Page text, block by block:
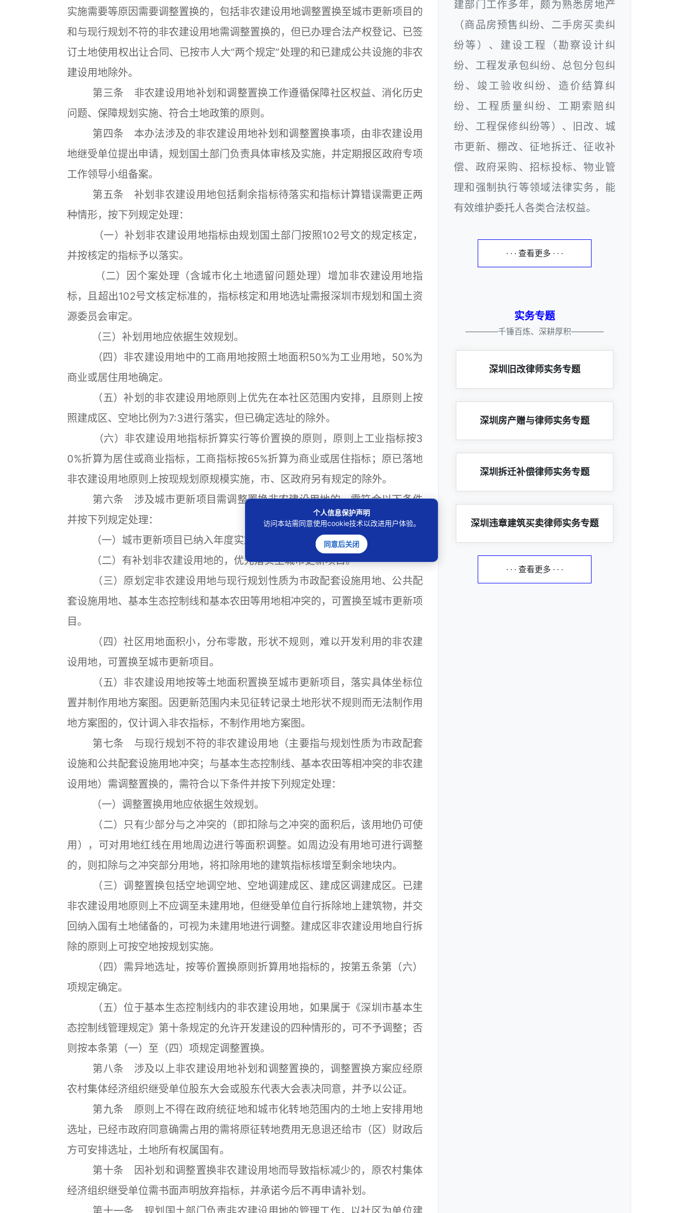
实施需要等原因需要调整置换的，包括非农建设用地调整置换至城市更新项目的
和与现行规划不符的非农建设用地需调整置换的，但已办理合法产权登记、已签
订土地使用权出让合同、已按市人大“两个规定”处理的和已建成公共设施的非农
建设用地除外。
第三条 非农建设用地补划和调整置换工作遵循保障社区权益、消化历史
问题、保障规划实施、符合土地政策的原则。
第四条 本办法涉及的非农建设用地补划和调整置换事项，由非农建设用
地继受单位提出申请，规划国土部门负责具体审核及实施，并定期报区政府专项
工作领导小组备案。
第五条 补划非农建设用地包括剩余指标待落实和指标计算错误需更正两
种情形，按下列规定处理：
（一）补划非农建设用地指标由规划国土部门按照102号文的规定核定，
并按核定的指标予以落实。
（二）因个案处理（含城市化土地遗留问题处理）增加非农建设用地指
标，且超出102号文核定标准的，指标核定和用地选址需报深圳市规划和国土资
源委员会审定。
（三）补划用地应依据生效规划。
（四）非农建设用地中的工商用地按照土地面积50%为工业用地，50%为
商业或居住用地确定。
（五）补划的非农建设用地原则上优先在本社区范围内安排，且原则上按
照建成区、空地比例为7:3进行落实，但已确定选址的除外。
（六）非农建设用地指标折算实行等价置换的原则，原则上工业指标按3
0%折算为居住或商业指标，工商指标按65%折算为商业或居住指标；原已落地
非农建设用地原则上按现规划原规模实施，市、区政府另有规定的除外。
第六条 涉及城市更新项目需调整置换非农建设用地的，需符合以下条件
并按下列规定处理：
（一）城市更新项目已纳入年度实施计划，项目专项规划已通过审查。
（二）有补划非农建设用地的，优先落实至城市更新项目。
（三）原划定非农建设用地与现行规划性质为市政配套设施用地、公共配
套设施用地、基本生态控制线和基本农田等用地相冲突的，可置换至城市更新项
目。
（四）社区用地面积小，分布零散，形状不规则，难以开发利用的非农建
设用地，可置换至城市更新项目。
（五）非农建设用地按等土地面积置换至城市更新项目，落实具体坐标位
置并制作用地方案图。因更新范围内未见征转记录土地形状不规则而无法制作用
地方案图的，仅计调入非农指标，不制作用地方案图。
第七条 与现行规划不符的非农建设用地（主要指与规划性质为市政配套
设施和公共配套设施用地冲突；与基本生态控制线、基本农田等相冲突的非农建
设用地）需调整置换的，需符合以下条件并按下列规定处理：
（一）调整置换用地应依据生效规划。
（二）只有少部分与之冲突的（即扣除与之冲突的面积后，该用地仍可使
用），可对用地红线在用地周边进行等面积调整。如周边没有用地可进行调整
的，则扣除与之冲突部分用地，将扣除用地的建筑指标核增至剩余地块内。
（三）调整置换包括空地调空地、空地调建成区、建成区调建成区。已建
非农建设用地原则上不应调至未建用地，但继受单位自行拆除地上建筑物，并交
回纳入国有土地储备的，可视为未建用地进行调整。建成区非农建设用地自行拆
除的原则上可按空地按规划实施。
（四）需异地选址，按等价置换原则折算用地指标的，按第五条第（六）
项规定确定。
（五）位于基本生态控制线内的非农建设用地，如果属于《深圳市基本生
态控制线管理规定》第十条规定的允许开发建设的四种情形的，可不予调整；否
则按本条第（一）至（四）项规定调整置换。
第八条 涉及以上非农建设用地补划和调整置换的，调整置换方案应经原
农村集体经济组织继受单位股东大会或股东代表大会表决同意，并予以公证。
第九条 原则上不得在政府统征地和城市化转地范围内的土地上安排用地
选址，已经市政府同意确需占用的需将原征转地费用无息退还给市（区）财政后
方可安排选址，土地所有权属国有。
第十条 因补划和调整置换非农建设用地而导致指标减少的，原农村集体
经济组织继受单位需书面声明放弃指标，并承诺今后不再申请补划。
建部门工作多年，颇为熟悉房地产
（商品房预售纠纷、二手房买卖纠
纷等）、建设工程（勘察设计纠
纷、工程发承包纠纷、总包分包纠
纷、竣工验收纠纷、造价结算纠
纷、工程质量纠纷、工期索赔纠
纷、工程保修纠纷等）、旧改、城
市更新、棚改、征地拆迁、征收补
偿、政府采购、招标投标、物业管
理和强制执行等领域法律实务，能
有效维护委托人各类合法权益。
· · · 查看更多 · · ·
实务专题
————千锤百炼、深耕厚积————
深圳旧改律师实务专题
深圳房产赠与律师实务专题
深圳拆迁补偿律师实务专题
深圳违章建筑买卖律师实务专题
· · · 查看更多 · · ·
个人信息保护声明
访问本站需同意使用cookie技术以改进用户体验。
同意后关闭